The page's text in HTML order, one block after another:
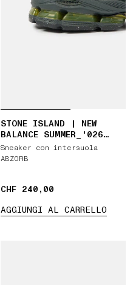
STONE ISLAND | NEW
BALANCE SUMMER_'026
CAPSULE ABZORB 1890
Sneaker con intersuola
ABZORB
CHF 240,00
CHF 240,00
AGGIUNGI AL CARRELLO